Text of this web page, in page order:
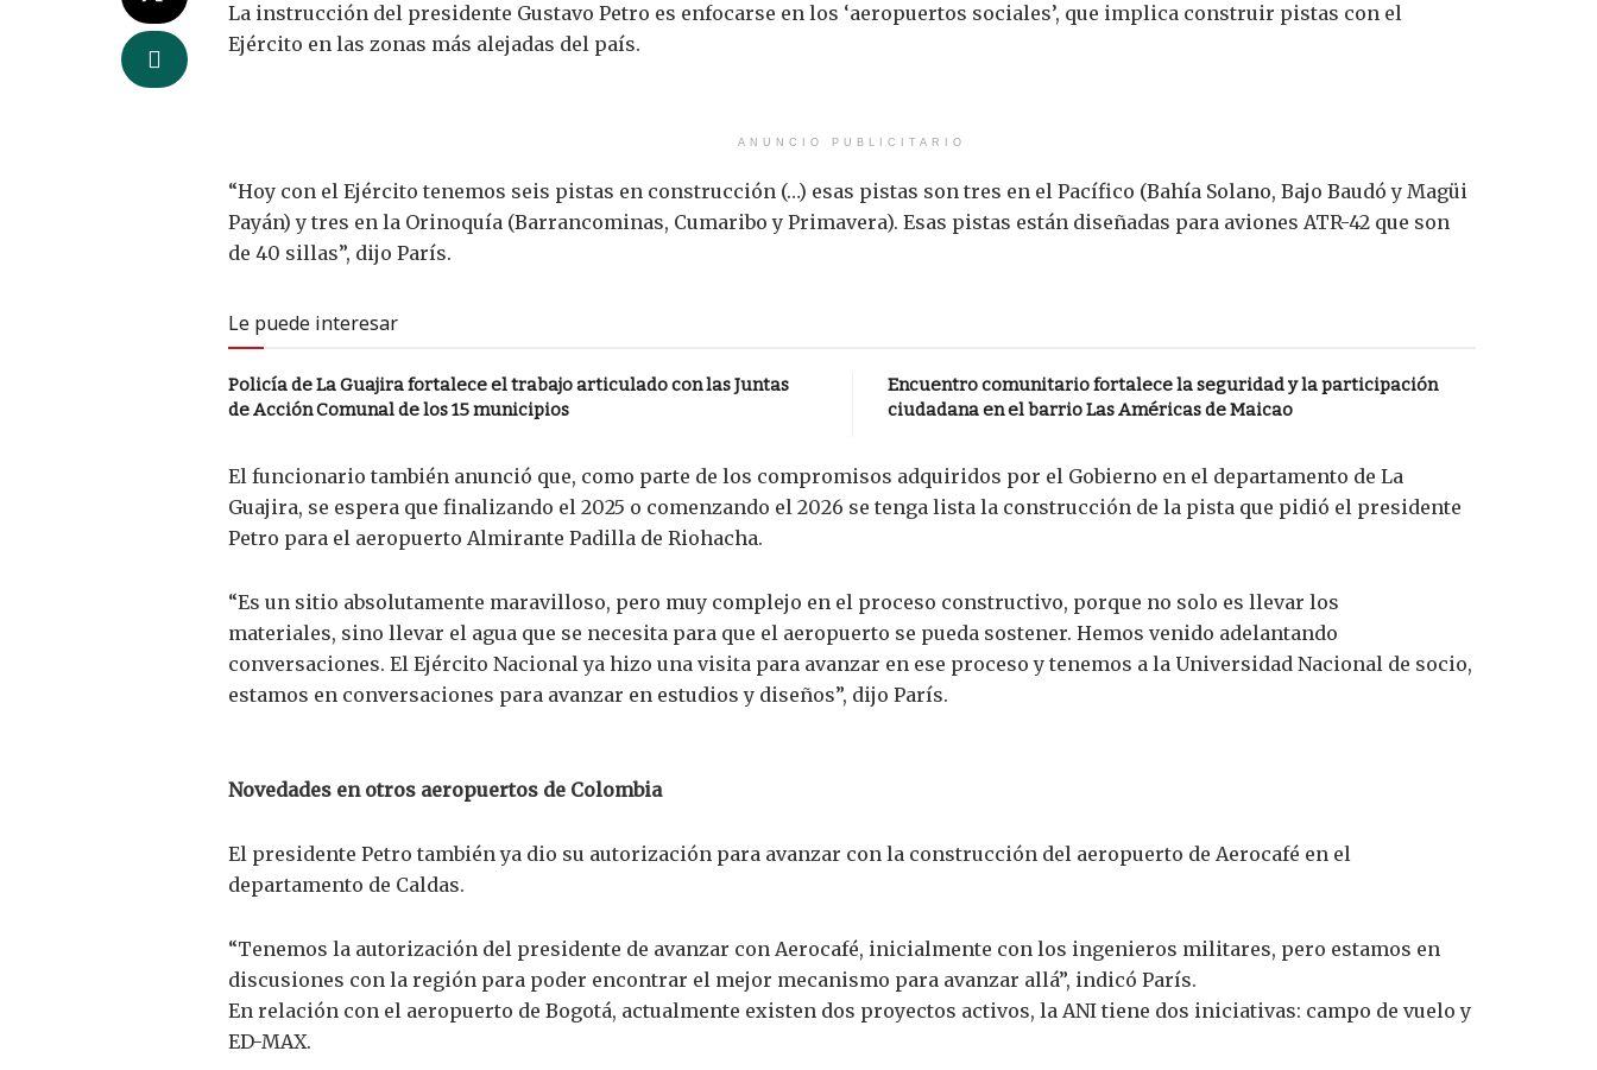
La instrucción del presidente Gustavo Petro es enfocarse en los ‘aeropuertos sociales’, que implica construir pistas con el
Ejército en las zonas más alejadas del país.
ANUNCIO PUBLICITARIO
“Hoy con el Ejército tenemos seis pistas en construcción (…) esas pistas son tres en el Pacífico (Bahía Solano, Bajo Baudó y Magüi
Payán) y tres en la Orinoquía (Barrancominas, Cumaribo y Primavera). Esas pistas están diseñadas para aviones ATR-42 que son
de 40 sillas”, dijo París.
Le puede interesar
Policía de La Guajira fortalece el trabajo articulado con las Juntas
de Acción Comunal de los 15 municipios
Encuentro comunitario fortalece la seguridad y la participación
ciudadana en el barrio Las Américas de Maicao
El funcionario también anunció que, como parte de los compromisos adquiridos por el Gobierno en el departamento de La
Guajira, se espera que finalizando el 2025 o comenzando el 2026 se tenga lista la construcción de la pista que pidió el presidente
Petro para el aeropuerto Almirante Padilla de Riohacha.
“Es un sitio absolutamente maravilloso, pero muy complejo en el proceso constructivo, porque no solo es llevar los
materiales, sino llevar el agua que se necesita para que el aeropuerto se pueda sostener. Hemos venido adelantando
conversaciones. El Ejército Nacional ya hizo una visita para avanzar en ese proceso y tenemos a la Universidad Nacional de socio,
estamos en conversaciones para avanzar en estudios y diseños”, dijo París.
Novedades en otros aeropuertos de Colombia
El presidente Petro también ya dio su autorización para avanzar con la construcción del aeropuerto de Aerocafé en el
departamento de Caldas.
“Tenemos la autorización del presidente de avanzar con Aerocafé, inicialmente con los ingenieros militares, pero estamos en
discusiones con la región para poder encontrar el mejor mecanismo para avanzar allá”, indicó París.
En relación con el aeropuerto de Bogotá, actualmente existen dos proyectos activos, la ANI tiene dos iniciativas: campo de vuelo y
ED-MAX.